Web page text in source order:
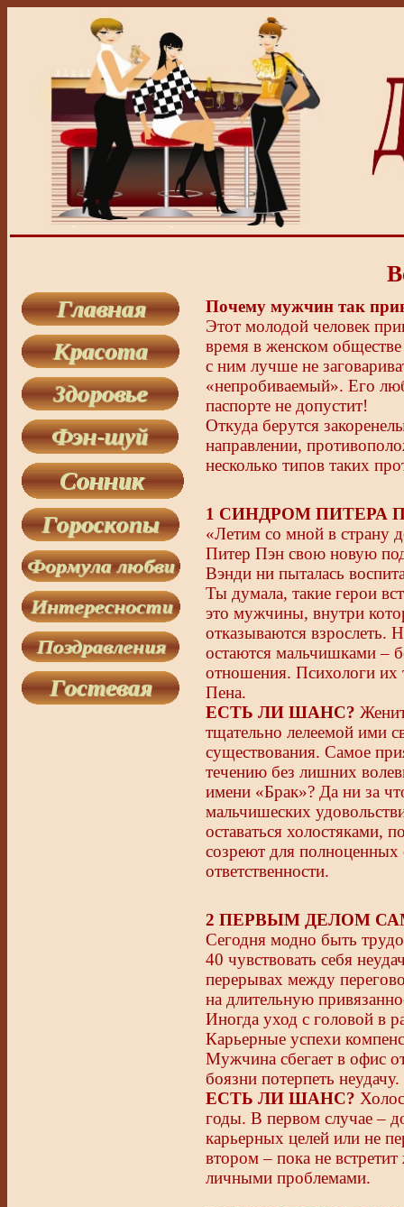
Почему мужчин так
Этот молодой человек
время в женском
с ним лучше не
«непробиваемый». Его
паспорте не допустит!
Откуда берутся
направлении,
несколько типов таких
1 СИНДРОМ ПИТЕРА
«Летим со мной в страну
Питер Пэн свою новую
Вэнди ни пыталась
Ты думала, такие герои
это мужчины, внутри
отказываются взрослеть.
остаются мальчишками –
отношения. Психологи
Пена.
ЕСТЬ ЛИ ШАНС?
тщательно лелеемой ими
существования. Самое
течению без лишних
имени «Брак»? Да ни за
мальчишеских
оставаться холостяками,
созреют для
ответственности.
2 ПЕРВЫМ ДЕЛОМ
Сегодня модно быть
40 чувствовать себя
перерывах между
на длительную
Иногда уход с головой в
Карьерные успехи
Мужчина сбегает в офис
боязни потерпеть неудачу.
ЕСТЬ ЛИ ШАНС?
годы. В первом случае –
карьерных целей или не
втором – пока не
личными проблемами.